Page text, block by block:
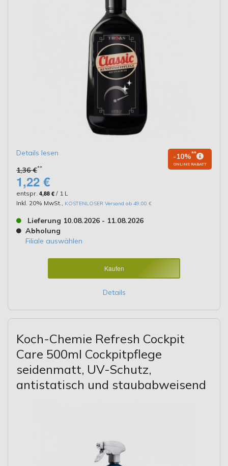
Details lesen
1,36 €**
-10%**
ONLINE RABATT
1,22 €
entspr. 4,88 € / 1 L
Inkl. 20% MwSt.
KOSTENLOSER Versand ab 49,00 €
Lieferung 10.08.2026 - 11.08.2026
Abholung
Filiale auswählen
Kaufen
Details
Koch-Chemie Refresh Cockpit
Care 500ml Cockpitpflege
seidenmatt, UV-Schutz,
antistatisch und staubabweisend